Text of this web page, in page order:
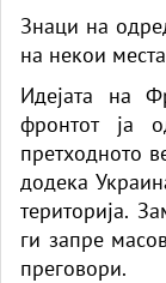
Знаци на
на некои
Идејата на
фронтот ја
претходното
додека
територија.
ги запре
преговори.